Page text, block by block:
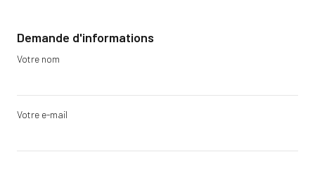
Demande d'informations
Votre nom
Votre e-mail